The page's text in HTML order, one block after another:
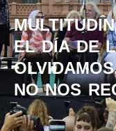
EL DÍA DE
NO NOS